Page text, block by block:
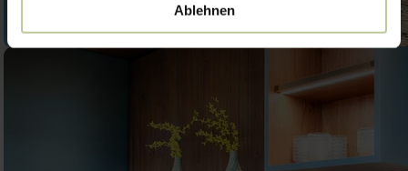
Ablehnen